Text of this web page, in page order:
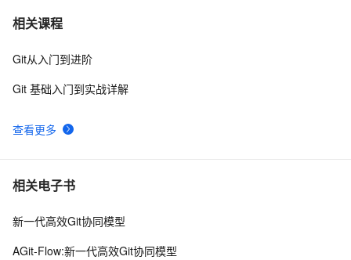
7 git checkout 切 commit
8 Git 如何将一个项目的代码放到一个新的仓库中，但不在
replay your work on top of it...
相关课程
查看更多
Git从入门到进阶
Git 基础入门到实战详解
相关电子书
新一代高效Git协同模型
AGit-Flow:新一代高效Git协同模型